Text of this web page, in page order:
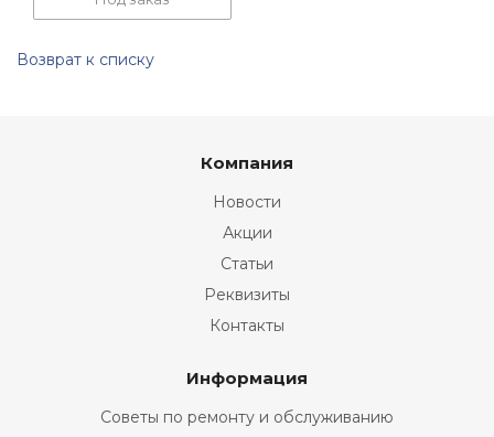
Возврат к списку
Компания
Новости
Акции
Статьи
Реквизиты
Контакты
Информация
Советы по ремонту и обслуживанию